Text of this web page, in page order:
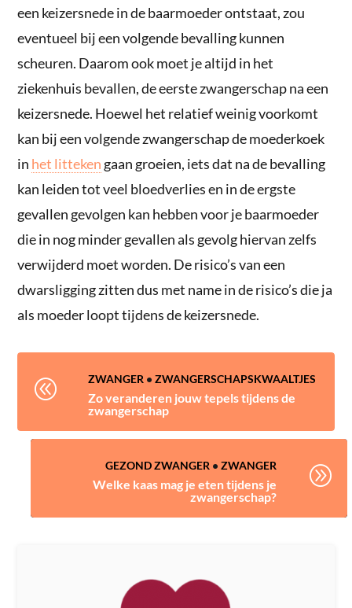
een keizersnede in de baarmoeder ontstaat, zou
eventueel bij een volgende bevalling kunnen
scheuren. Daarom ook moet je altijd in het
ziekenhuis bevallen, de eerste zwangerschap na een
keizersnede. Hoewel het relatief weinig voorkomt
kan bij een volgende zwangerschap de moederkoek
in het litteken gaan groeien, iets dat na de bevalling
kan leiden tot veel bloedverlies en in de ergste
gevallen gevolgen kan hebben voor je baarmoeder
die in nog minder gevallen als gevolg hiervan zelfs
verwijderd moet worden. De risico’s van een
dwarsligging zitten dus met name in de risico’s die ja
als moeder loopt tijdens de keizersnede.
@ ZWANGER •ZWANGERSCHAPSKWAALTJES
Zo veranderen jouw tepels tijdens de
zwangerschap
GEZOND ZWANGER • ZWANGER
Welke kaas mag je eten tijdens je
zwangerschap?
A